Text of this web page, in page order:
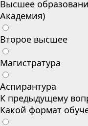
Высшее
Академия)
Второе высшее
Магистратура
Аспирантура
К предыдущему
Какой формат